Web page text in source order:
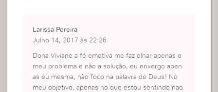
Larissa Pereira
Julho 14, 2017 às 22:26
Dona Viviane a fé emotiva me faz olhar apenas o
meu problema e não a solução, eu enxergo apen
as eu mesma, não foco na palavra de Deus! No
meu objetivo, apenas no que estou sentindo naq